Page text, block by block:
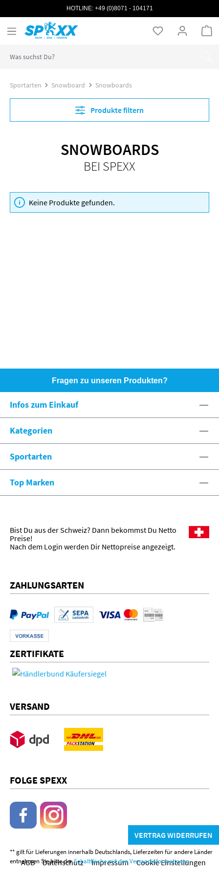
Zum Hauptinhalt springen
HOTLINE: +49 (0)8071 - 104171
Sportarten Snowboard Snowboards
Produkte filtern
SNOWBOARDS
BEI SPEXX
Keine Produkte gefunden.
Fragen zu unseren Produkten?
eshop@spexx.org
Infos zum Einkauf
Kategorien
Sportarten
Top Marken
Bist Du aus der Schweiz? Dann bekommst Du Netto
Preise!
Nach dem Login werden Dir Nettopreise angezeigt.
ZAHLUNGSARTEN
ZERTIFIKATE
VERSAND
FOLGE SPEXX
VERTRAG WIDERRUFEN
AGB Datenschutz Impressum Cookie Einstellungen
** gilt für Lieferungen innerhalb Deutschlands, Lieferzeiten für andere Länder
entnehmen Sie bitte derSchaltfläche mit den Versandinformationen